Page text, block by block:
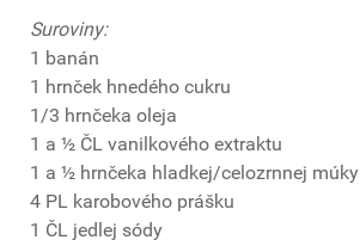
Suroviny:
1 banán
1 hrnček hnedého cukru
1/3 hrnčeka oleja
1 a ½ ČL vanilkového extraktu
1 a ½ hrnčeka hladkej/celozrnnej múky
4 PL karobového prášku
1 ČL jedlej sódy